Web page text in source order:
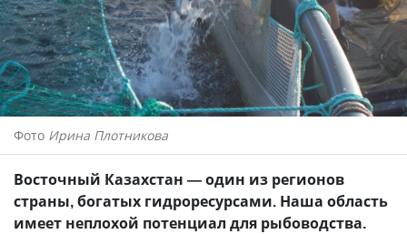
Фото Ирина Плотникова
Восточный Казахстан — один из регионов
страны, богатых гидроресурсами. Наша область
имеет неплохой потенциал для рыбоводства.